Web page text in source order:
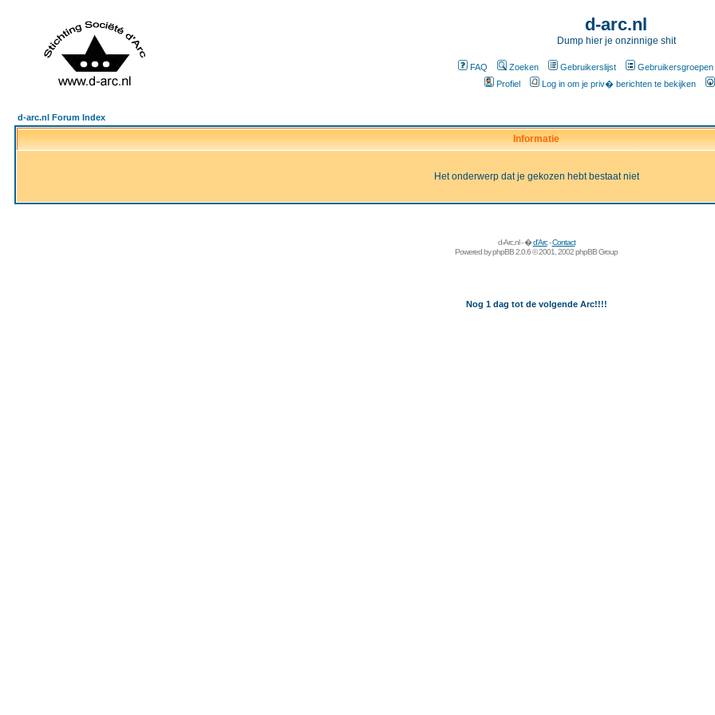
d-arc.nl
Dump hier je onzinnige shit
FAQ Zoeken Gebruikerslijst Gebruikersgroepen
Profiel
Log in om je priv� berichten te bekijken
d-arc.nl Forum Index
Informatie
Het onderwerp dat je gekozen hebt bestaat niet
d-Arc.nl - �d'Arc-Contact
Powered byphpBB2.0.6 © 2001, 2002 phpBB Group
Nog 1 dag tot de volgende Arc!!!!